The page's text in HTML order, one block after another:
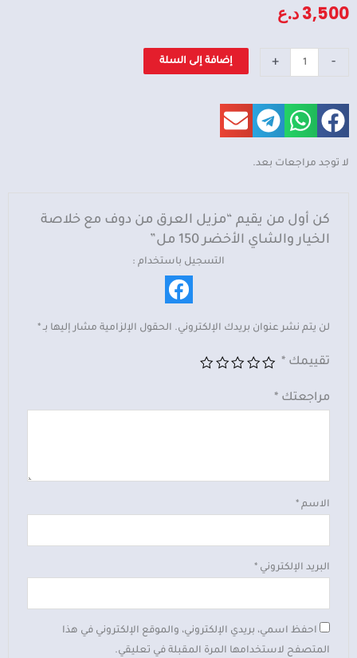
3,500د.ع
-
من
دوف
مع
والشاي
الأخضر
+ إضافة إلى السلة
لا توجد مراجعات بعد.
كن أول من يقيم “مزيل العرق من دوف مع خلاصة
الخيار والشاي الأخضر 150 مل”
التسجيل باستخدام :
لن يتم نشر عنوان بريدك الإلكتروني. الحقول الإلزامية مشار إليها بـ*
تقييمك *
مراجعتك *
الاسم*
البريد الإلكتروني *
احفظ اسمي، بريدي الإلكتروني، والموقع الإلكتروني في هذا
المتصفح لاستخدامها المرة المقبلة في تعليقي.